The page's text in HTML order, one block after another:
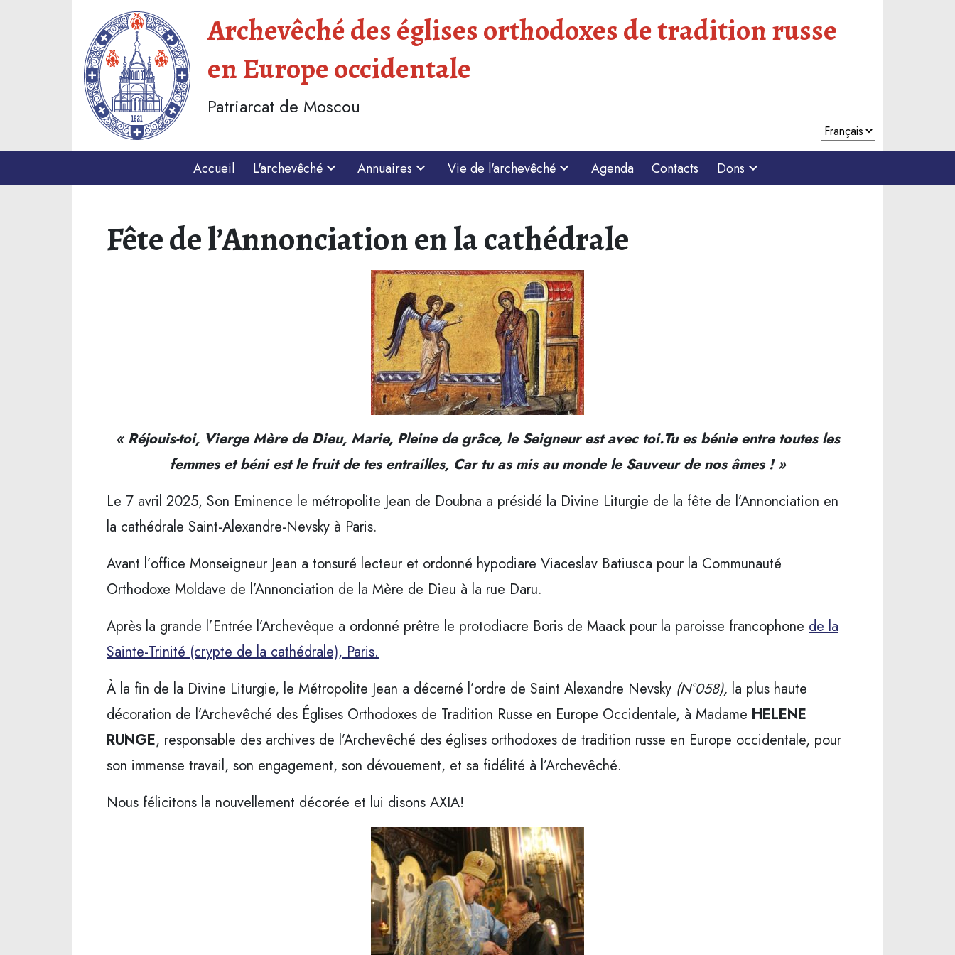
Archevêché des églises orthodoxes de tradition russe
en Europe occidentale
Patriarcat de Moscou
Accueil L'archevêché Annuaires Vie de l'archevêché Agenda Contacts Dons
Fête de l’Annonciation en la cathédrale
« Réjouis-toi, Vierge Mère de Dieu, Marie, Pleine de grâce, le Seigneur est avec toi.Tu es bénie entre toutes les
femmes et béni est le fruit de tes entrailles, Car tu as mis au monde le Sauveur de nos âmes ! »
Le 7 avril 2025, Son Eminence le métropolite Jean de Doubna a présidé la Divine Liturgie de la fête de l’Annonciation en
la cathédrale Saint-Alexandre-Nevsky à Paris.
Avant l’office Monseigneur Jean a tonsuré lecteur et ordonné hypodiare Viaceslav Batiusca pour la Communauté
Orthodoxe Moldave de l’Annonciation de la Mère de Dieu à la rue Daru.
Après la grande l’Entrée l’Archevêque a ordonné prêtre le protodiacre Boris de Maack pour la paroisse francophone de la
Sainte-Trinité (crypte de la cathédrale), Paris.
À la fin de la Divine Liturgie, le Métropolite Jean a décerné l’ordre de Saint Alexandre Nevsky (N°058), la plus haute
décoration de l’Archevêché des Églises Orthodoxes de Tradition Russe en Europe Occidentale, à Madame HELENE
RUNGE, responsable des archives de l’Archevêché des églises orthodoxes de tradition russe en Europe occidentale, pour
son immense travail, son engagement, son dévouement, et sa fidélité à l’Archevêché.
Nous félicitons la nouvellement décorée et lui disons AXIA!